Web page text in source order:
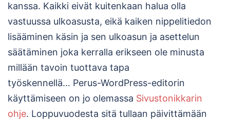
kanssa. Kaikki eivät kuitenkaan halua olla
vastuussa ulkoasusta, eikä kaiken nippelitiedon
lisääminen käsin ja sen ulkoasun ja asettelun
säätäminen joka kerralla erikseen ole minusta
millään tavoin tuottava tapa
työskennellä… Perus-WordPress-editorin
käyttämiseen on jo olemassa Sivustonikkarin
ohje. Loppuvuodesta sitä tullaan päivittämään